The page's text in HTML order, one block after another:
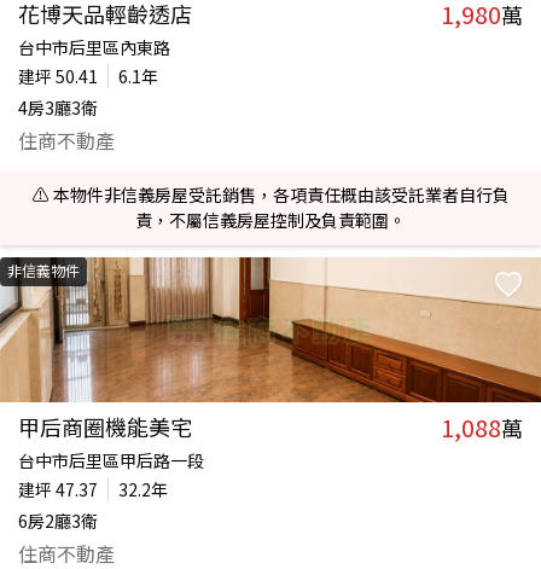
花博天品輕齡透店 1,980萬
台中市后里區內東路
建坪 50.41
6.1年
4房3廳3衛
住商不動產
⚠️ 本物件非信義房屋受託銷售，各項責任概由該受託業者自行負
責，不屬信義房屋控制及負責範圍。
非信義物件
甲后商圈機能美宅 1,088萬
台中市后里區甲后路一段
建坪 47.37
32.2年
6房2廳3衛
住商不動產